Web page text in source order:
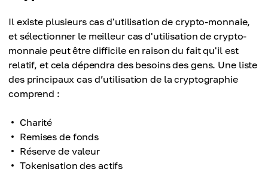
Il existe plusieurs cas d'utilisation de crypto-monnaie,
et sélectionner le meilleur cas d'utilisation de crypto-
monnaie peut être difficile en raison du fait qu'il est
relatif, et cela dépendra des besoins des gens. Une liste
des principaux cas d’utilisation de la cryptographie
comprend :
Charité
Remises de fonds
Réserve de valeur
Tokenisation des actifs